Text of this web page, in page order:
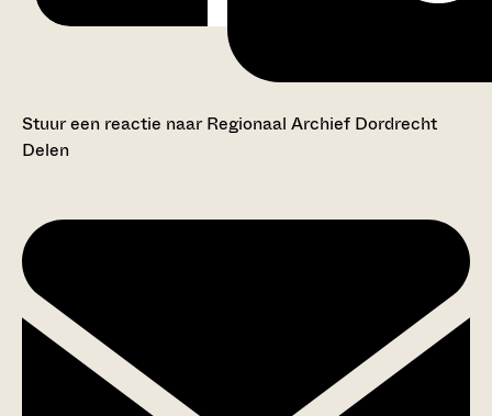
Stuur een reactie naar Regionaal Archief Dordrecht
Delen